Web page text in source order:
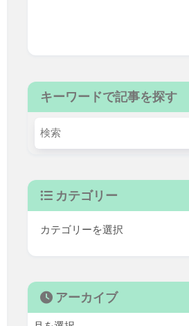
キーワードで記事を探す
カテゴリー
アーカイブ